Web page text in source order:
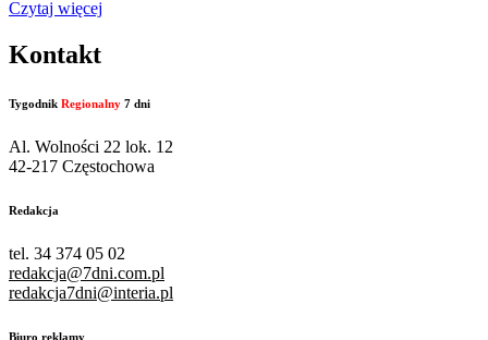
Czytaj więcej
Kontakt
Tygodnik Regionalny 7 dni
Al. Wolności 22 lok. 12
42-217 Częstochowa
Redakcja
tel. 34 374 05 02
redakcja@7dni.com.pl
redakcja7dni@interia.pl
Biuro reklamy